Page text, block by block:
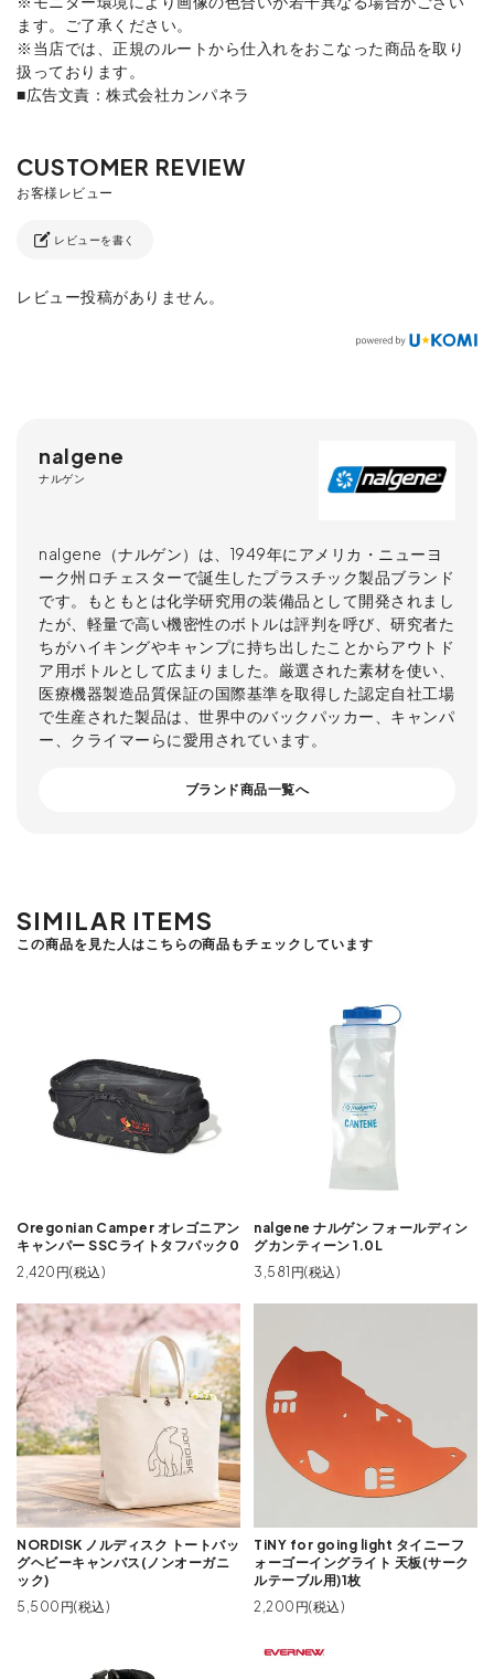
ます。ご了承ください。
※当店では、正規のルートから仕入れをおこなった商品を取り
扱っております。
■広告文責：株式会社カンパネラ
レビューを書く
レビュー投稿がありません。
nalgene
ナルゲン
nalgene（ナルゲン）は、1949年にアメリカ・ニューヨ
ーク州ロチェスターで誕生したプラスチック製品ブランド
です。もともとは化学研究用の装備品として開発されまし
たが、軽量で高い機密性のボトルは評判を呼び、研究者た
ちがハイキングやキャンプに持ち出したことからアウトド
ア用ボトルとして広まりました。厳選された素材を使い、
医療機器製造品質保証の国際基準を取得した認定自社工場
で生産された製品は、世界中のバックパッカー、キャンパ
ー、クライマーらに愛用されています。
ブランド商品一覧へ
SIMILAR ITEMS
この商品を見た人はこちらの商品もチェックしています
Oregonian Camper オレゴニアン
キャンパー SSCライトタフパック0
2,420円(税込)
nalgene ナルゲン フォールディン
グカンティーン 1.0L
3,581円(税込)
NORDISK ノルディスク トートバッ
グヘビーキャンバス(ノンオーガニ
ック)
5,500円(税込)
TiNY for going light タイニーフ
ォーゴーイングライト 天板(サーク
ルテーブル用)1枚
2,200円(税込)